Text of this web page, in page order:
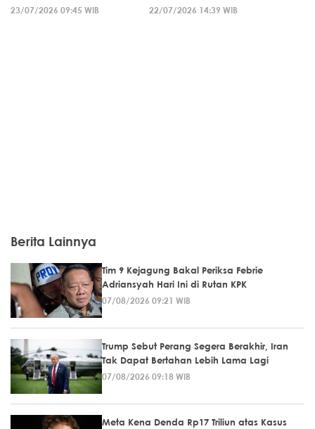
23/07/2026 09:45 WIB
22/07/2026 14:39 WIB
Berita Lainnya
Tim 9 Kejagung Bakal Periksa Febrie
Adriansyah Hari Ini di Rutan KPK
07/08/2026 09:21 WIB
Trump Sebut Perang Segera Berakhir, Iran
Tak Dapat Bertahan Lebih Lama Lagi
07/08/2026 09:18 WIB
Meta Kena Denda Rp17 Triliun atas Kasus